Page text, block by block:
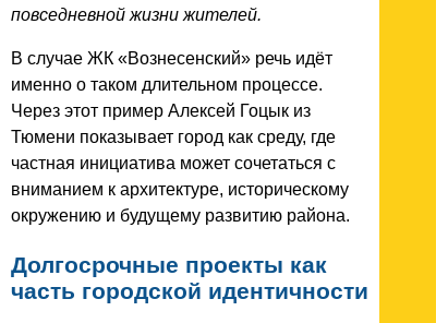
повседневной жизни жителей.
В случае ЖК «Вознесенский» речь идёт
именно о таком длительном процессе.
Через этот пример Алексей Гоцык из
Тюмени показывает город как среду, где
частная инициатива может сочетаться с
вниманием к архитектуре, историческому
окружению и будущему развитию района.
Долгосрочные проекты как
часть городской идентичности